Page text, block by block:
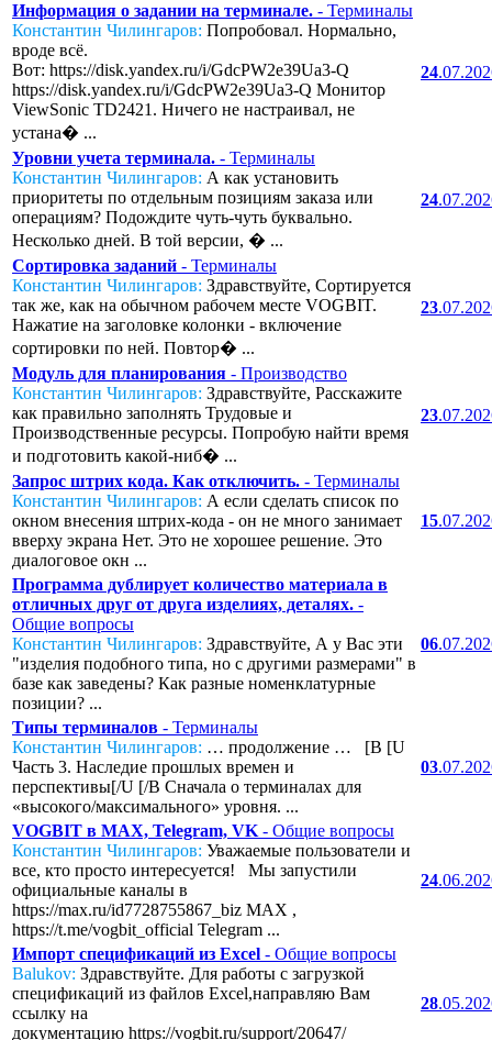
Информация о задании на терминале. - Терминалы
Константин Чилингаров: Попробовал. Нормально,
вроде всё.
Вот: https://disk.yandex.ru/i/GdcPW2e39Ua3-Q
https://disk.yandex.ru/i/GdcPW2e39Ua3-Q Монитор
ViewSonic TD2421. Ничего не настраивал, не
устана� ...
24
Уровни учета терминала. - Терминалы
Константин Чилингаров: А как установить
приоритеты по отдельным позициям заказа или
операциям? Подождите чуть-чуть буквально.
Несколько дней. В той версии, � ...
24
Сортировка заданий - Терминалы
Константин Чилингаров: Здравствуйте, Сортируется
так же, как на обычном рабочем месте VOGBIT.
Нажатие на заголовке колонки - включение
сортировки по ней. Повтор� ...
23
Модуль для планирования - Производство
Константин Чилингаров: Здравствуйте, Расскажите
как правильно заполнять Трудовые и
Производственные ресурсы. Попробую найти время
и подготовить какой-ниб� ...
23
Запрос штрих кода. Как отключить. - Терминалы
Константин Чилингаров: А если сделать список по
окном внесения штрих-кода - он не много занимает
вверху экрана Нет. Это не хорошее решение. Это
диалоговое окн ...
15
Программа дублирует количество материала в
отличных друг от друга изделиях, деталях. -
Общие вопросы
Константин Чилингаров: Здравствуйте, А у Вас эти
"изделия подобного типа, но с другими размерами" в
базе как заведены? Как разные номенклатурные
позиции? ...
06
Типы терминалов - Терминалы
Константин Чилингаров: … продолжение … [B [U
Часть 3. Наследие прошлых времен и
перспективы[/U [/B Сначала о терминалах для
«высокого/максимального» уровня. ...
03
VOGBIT в MAX, Telegram, VK - Общие вопросы
Константин Чилингаров: Уважаемые пользователи и
все, кто просто интересуется! Мы запустили
официальные каналы в
https://max.ru/id7728755867_biz MAX ,
https://t.me/vogbit_official Telegram ...
24
Импорт спецификаций из Excel - Общие вопросы
Balukov: Здравствуйте. Для работы с загрузкой
спецификаций из файлов Excel,направляю Вам
ссылку на
документацию https://vogbit.ru/support/20647/
28